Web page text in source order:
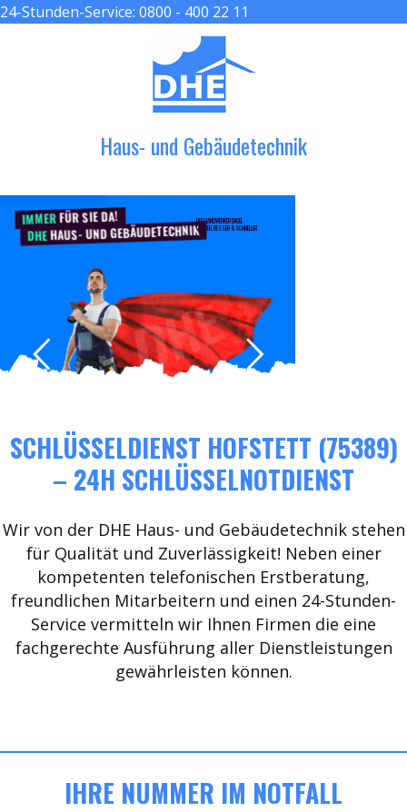
24-Stunden-Service: 0800 - 400 22 11
Haus- und Gebäudetechnik
IMMERFÜR SIE DA!
DHEHAUS- UND GEBÄUDETECHNIK
DER HANDWERKER ENGEL
GRÖßER, BESSER & SCHNELLER
SCHLÜSSELDIENST HOFSTETT (75389)
– 24H SCHLÜSSELNOTDIENST
Wir von der DHE Haus- und Gebäudetechnik stehen
für Qualität und Zuverlässigkeit! Neben einer
kompetenten telefonischen Erstberatung,
freundlichen Mitarbeitern und einen 24-Stunden-
Service vermitteln wir Ihnen Firmen die eine
fachgerechte Ausführung aller Dienstleistungen
gewährleisten können.
IHRE NUMMER IM NOTFALL